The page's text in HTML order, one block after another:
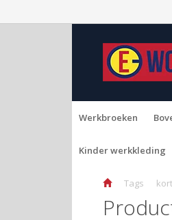
Werkbroeken
Kinder werkkleding
Tags